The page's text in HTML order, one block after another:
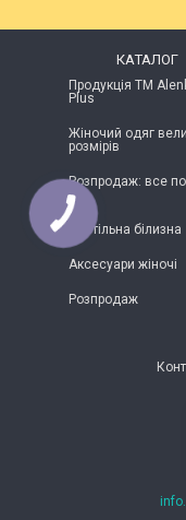
КАТАЛОГ
Продукція ТМ
Plus
Жіночий одяг
розмірів
Розпродаж: все
грн
Постільна білизна
Аксесуари жіночі
Розпродаж